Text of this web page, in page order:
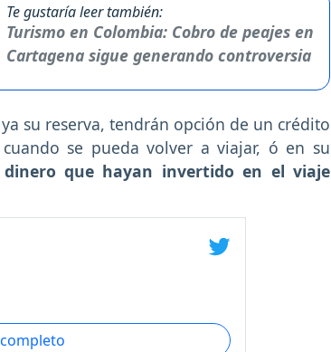
Te gustaría leer también:
Turismo en Colombia: Cobro de peajes en
Cartagena sigue generando controversia
su reserva, tendrán opción de un crédito
se pueda volver a viajar, ó en su
que hayan invertido en el viaje